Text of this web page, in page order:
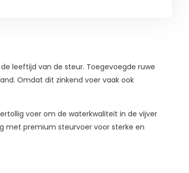
leeftijd van de steur. Toegevoegde ruwe
Omdat dit zinkend voer vaak ook
voer om de waterkwaliteit in de vijver
met premium steurvoer voor sterke en